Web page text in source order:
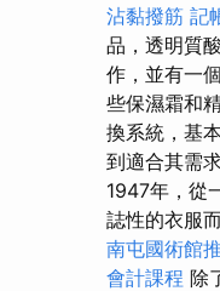
沾黏撥筋 記
品，透明質
作，並有一
些保濕霜和
換系統，基
到適合其需
1947年，從
誌性的衣服
南屯國術館
會計課程 除